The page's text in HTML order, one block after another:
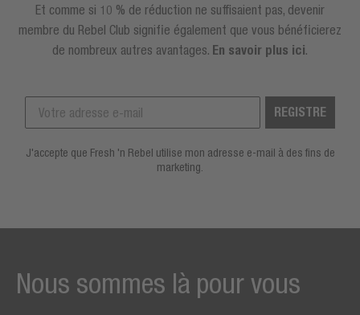
Et comme si 10 % de réduction ne suffisaient pas, devenir
membre du Rebel Club signifie également que vous bénéficierez
de nombreux autres avantages. En savoir plus ici
REGISTRE
J'accepte que Fresh 'n Rebel utilise mon adresse e-mail à des fins de
marketing.
Nous sommes là pour vous